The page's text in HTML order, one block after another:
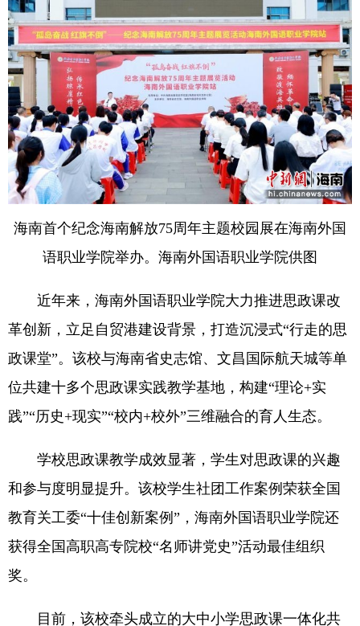
海南首个纪念海南解放75周年主题校园展在海南外国
语职业学院举办。海南外国语职业学院供图
近年来，海南外国语职业学院大力推进思政课改
革创新，立足自贸港建设背景，打造沉浸式“行走的思
政课堂”。该校与海南省史志馆、文昌国际航天城等单
位共建十多个思政课实践教学基地，构建“理论+实
践”“历史+现实”“校内+校外”三维融合的育人生态。
学校思政课教学成效显著，学生对思政课的兴趣
和参与度明显提升。该校学生社团工作案例荣获全国
教育关工委“十佳创新案例”，海南外国语职业学院还
获得全国高职高专院校“名师讲党史”活动最佳组织
奖。
目前，该校牵头成立的大中小学思政课一体化共